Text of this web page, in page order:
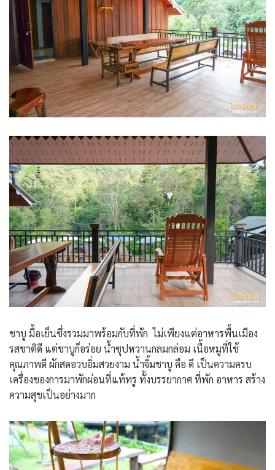
ชาบู มื้อเย็นซึ่งรวมมาพร้อมกับที่พัก ไม่เพียงแต่อาหารพื้นเมือง
รสชาติดี แต่ชาบูก็อร่อย น้ำซุปหวานกลมกล่อม เนื้อหมูที่ใช้
คุณภาพดี ผักสดอวบอิ่มสวยงาม น้ำจิ้มชาบู คือ ดี เป็นความครบ
เครื่องของการมาพักผ่อนที่แท้ทรู ทั้งบรรยากาศ ที่พัก อาหาร สร้าง
ความสุขเป็นอย่างมาก